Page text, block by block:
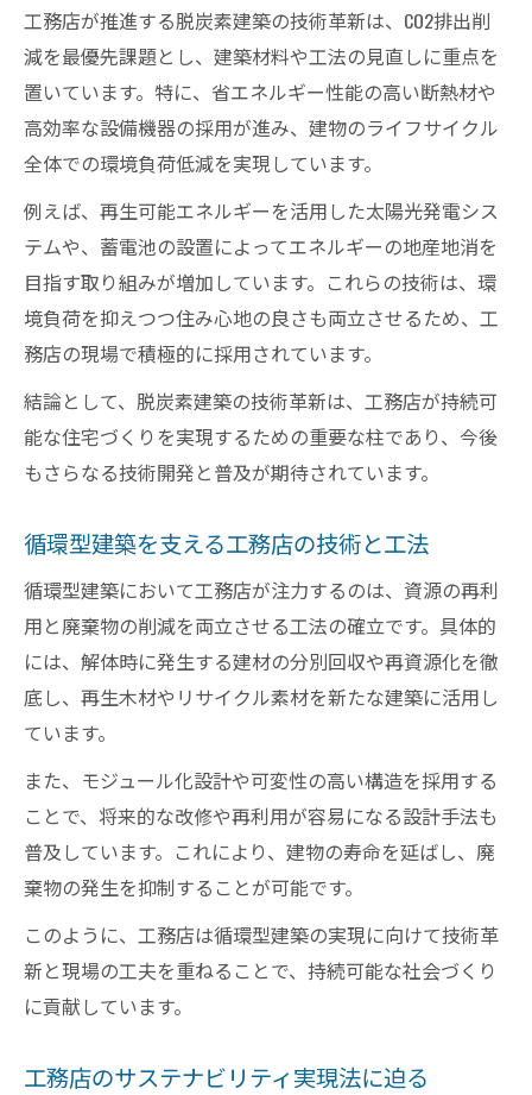
工務店が推進する脱炭素建築の技術革新は、CO2排出削
減を最優先課題とし、建築材料や工法の見直しに重点を
置いています。特に、省エネルギー性能の高い断熱材や
高効率な設備機器の採用が進み、建物のライフサイクル
全体での環境負荷低減を実現しています。
例えば、再生可能エネルギーを活用した太陽光発電シス
テムや、蓄電池の設置によってエネルギーの地産地消を
目指す取り組みが増加しています。これらの技術は、環
境負荷を抑えつつ住み心地の良さも両立させるため、工
務店の現場で積極的に採用されています。
結論として、脱炭素建築の技術革新は、工務店が持続可
能な住宅づくりを実現するための重要な柱であり、今後
もさらなる技術開発と普及が期待されています。
循環型建築を支える工務店の技術と工法
循環型建築において工務店が注力するのは、資源の再利
用と廃棄物の削減を両立させる工法の確立です。具体的
には、解体時に発生する建材の分別回収や再資源化を徹
底し、再生木材やリサイクル素材を新たな建築に活用し
ています。
また、モジュール化設計や可変性の高い構造を採用する
ことで、将来的な改修や再利用が容易になる設計手法も
普及しています。これにより、建物の寿命を延ばし、廃
棄物の発生を抑制することが可能です。
このように、工務店は循環型建築の実現に向けて技術革
新と現場の工夫を重ねることで、持続可能な社会づくり
に貢献しています。
工務店のサステナビリティ実現法に迫る